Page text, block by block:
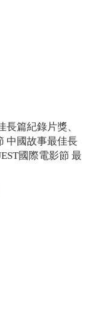
篇紀錄⽚獎、
中國故事最佳長
國際電影節 最